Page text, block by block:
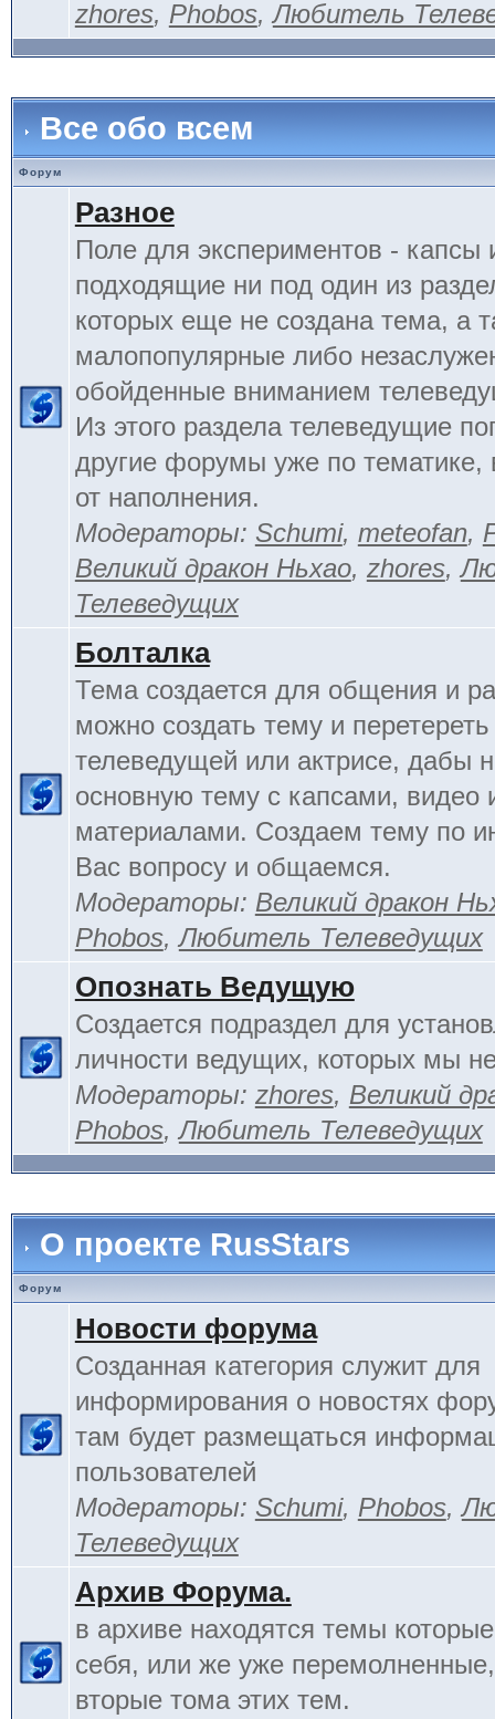
zhores, Phobos,Любитель
Все обо всем
Форум
Разное
Поле для экспериментов - капсы
подходящие ни под один из
которых еще не создана тема, а
малопопулярные либо
обойденные вниманием
Из этого раздела телеведущие
другие форумы уже по тематике,
от наполнения.
Модераторы: Schumi, meteofan,
Великий дракон Ньхао, zhores,
Телеведущих
Болталка
Тема создается для общения и
можно создать тему и перетереть
телеведущей или актрисе, дабы
основную тему с капсами, видео
материалами. Создаем тему по
Вас вопросу и общаемся.
Модераторы: Великий дракон
Phobos,Любитель Телеведущих
Опознать Ведущую
Создается подраздел для
личности ведущих, которых мы
Модераторы: zhores, Великий
Phobos,Любитель Телеведущих
О проекте RusStars
Форум
Новости форума
Созданная категория служит для
информирования о новостях
там будет размещаться
пользователей
Модераторы: Schumi, Phobos,
Телеведущих
Архив Форума.
в архиве находятся темы
себя, или же уже
вторые тома этих тем.